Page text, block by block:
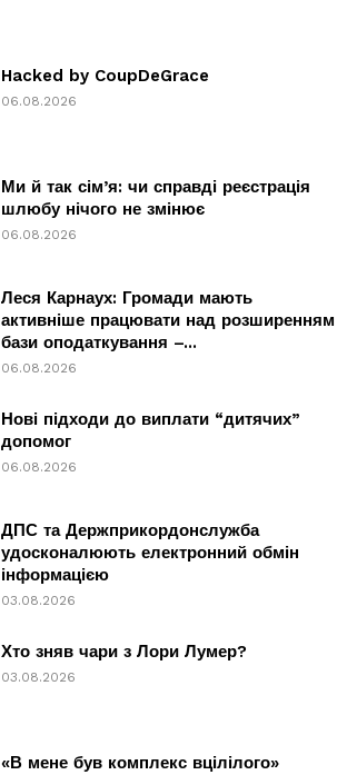
Hacked by CoupDeGrace
06.08.2026
Ми й так сім’я: чи справді реєстрація
шлюбу нічого не змінює
06.08.2026
Леся Карнаух: Громади мають
активніше працювати над розширенням
бази оподаткування –...
06.08.2026
Нові підходи до виплати “дитячих”
допомог
06.08.2026
ДПС та Держприкордонслужба
удосконалюють електронний обмін
інформацією
03.08.2026
Хто зняв чари з Лори Лумер?
03.08.2026
«В мене був комплекс вцілілого»